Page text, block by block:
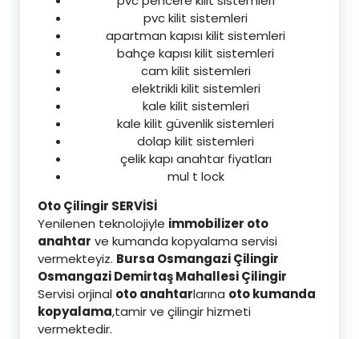
pvc kilit sistemleri
apartman kapısı kilit sistemleri
bahçe kapısı kilit sistemleri
cam kilit sistemleri
elektrikli kilit sistemleri
kale kilit sistemleri
kale kilit güvenlik sistemleri
dolap kilit sistemleri
çelik kapı anahtar fiyatları
mul t lock
Oto Çilingir SERVİSİ
Yenilenen teknolojiyle immobilizer oto
anahtar ve kumanda kopyalama servisi
vermekteyiz. Bursa Osmangazi Çilingir
Osmangazi Demirtaş Mahallesi Çilingir
Servisi orjinal oto anahtarlarına oto kumanda
kopyalama,tamir ve çilingir hizmeti
vermektedir.